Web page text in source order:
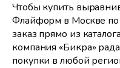
Чтобы купить
Флайформ в Москве по
заказ прямо из
компания «Бикра»
покупки в любой